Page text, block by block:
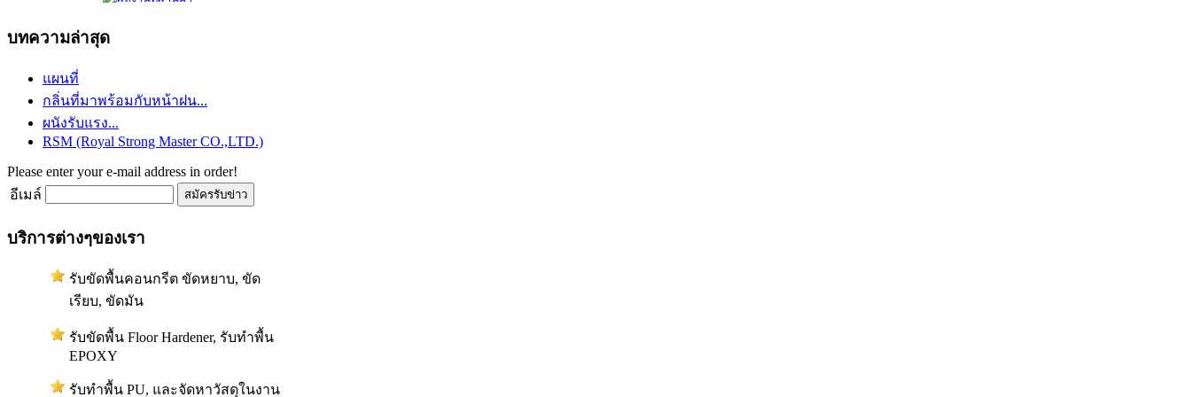
บทความล่าสุด
แผนที่
กลิ่นที่มาพร้อมกับหน้าฝน...
ผนังรับแรง...
RSM (Royal Strong Master CO.,LTD.)
Please enter your e-mail address in order!
อีเมล์
บริการต่างๆของเรา
รับขัดพื้นคอนกรีต ขัดหยาบ, ขัด
เรียบ, ขัดมัน
รับขัดพื้น Floor Hardener, รับทำพื้น
EPOXY
รับทำพื้น PU, และจัดหาวัสดุในงาน